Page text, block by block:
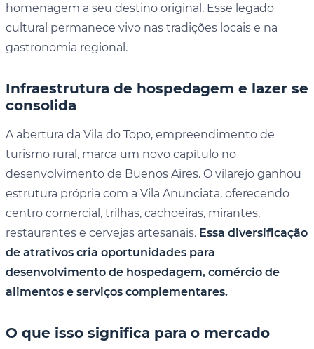
homenagem a seu destino original. Esse legado
cultural permanece vivo nas tradições locais e na
gastronomia regional.
Infraestrutura de hospedagem e lazer se
consolida
A abertura da Vila do Topo, empreendimento de
turismo rural, marca um novo capítulo no
desenvolvimento de Buenos Aires. O vilarejo ganhou
estrutura própria com a Vila Anunciata, oferecendo
centro comercial, trilhas, cachoeiras, mirantes,
restaurantes e cervejas artesanais. Essa diversificação
de atrativos cria oportunidades para
desenvolvimento de hospedagem, comércio de
alimentos e serviços complementares.
O que isso significa para o mercado